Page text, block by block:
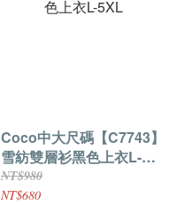
Coco中大尺碼【C7743】
雪紡雙層衫黑色上衣L-
5XL
NT$980
NT$680